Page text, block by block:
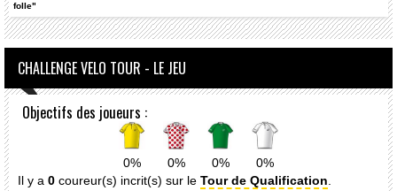
folle"
CHALLENGE VELO TOUR - LE JEU
Objectifs des joueurs :
0% 0% 0%
0%
Il y a 0 coureur(s) incrit(s) sur le Tour de Qualification.